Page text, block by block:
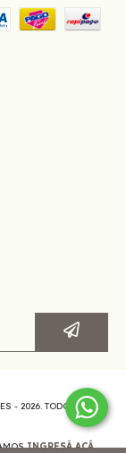
- 2026. TODOS LOS
INGRESÁ ACÁ.